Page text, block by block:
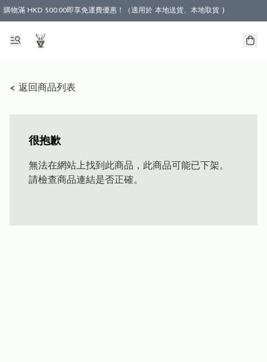
購物滿 HKD 500.00即享免運費優惠！（適用於 本地送貨、本地取貨 )
< 返回商品列表
很抱歉
無法在網站上找到此商品，此商品可能已下架。
請檢查商品連結是否正確。